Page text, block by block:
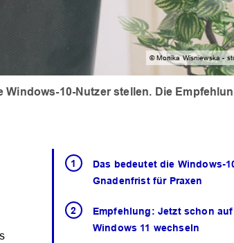
© Monika Wisniewska -
10-Nutzer stellen. Die
Das bedeutet die Windows-
Gnadenfrist für Praxen
Empfehlung: Jetzt schon auf
Windows 11 wechseln